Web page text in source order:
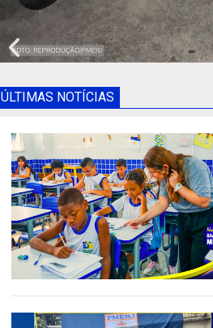
ÚLTIMAS NOTÍCIAS